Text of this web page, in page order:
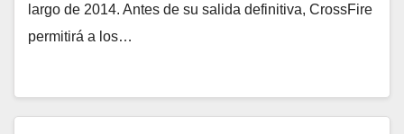
largo de 2014. Antes de su salida definitiva, CrossFire
permitirá a los…